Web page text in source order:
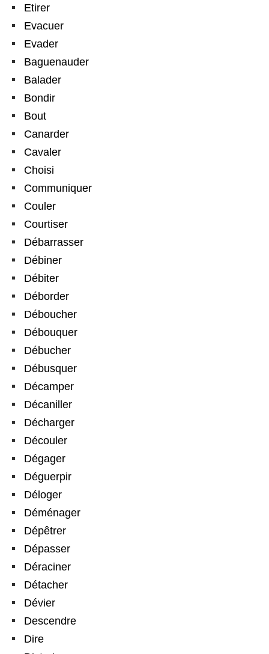
Etirer
Evacuer
Evader
Baguenauder
Balader
Bondir
Bout
Canarder
Cavaler
Choisi
Communiquer
Couler
Courtiser
Débarrasser
Débiner
Débiter
Déborder
Déboucher
Débouquer
Débucher
Débusquer
Décamper
Décaniller
Décharger
Découler
Dégager
Déguerpir
Déloger
Déménager
Dépêtrer
Dépasser
Déraciner
Détacher
Dévier
Descendre
Dire